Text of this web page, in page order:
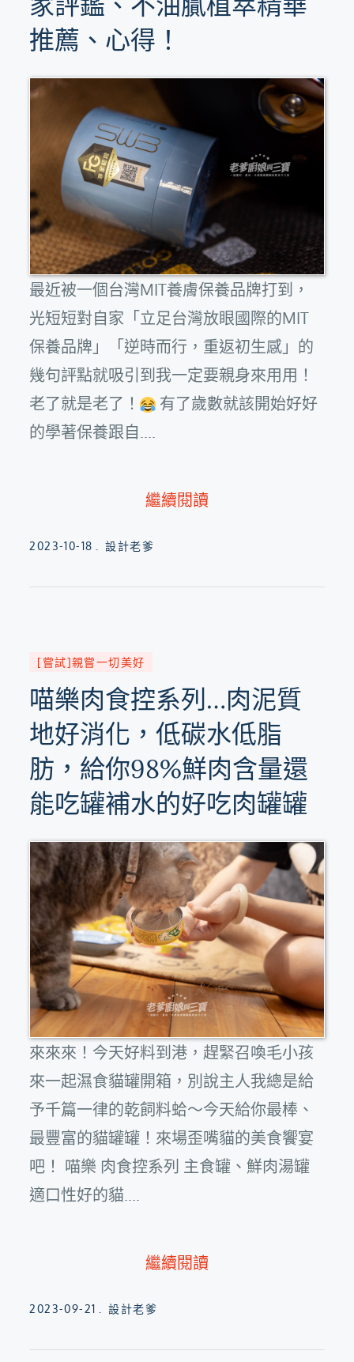
推薦、心得！
最近被一個台灣MIT養膚保養品牌打到，
光短短對自家「立足台灣放眼國際的MIT
保養品牌」「逆時而行，重返初生感」的
幾句評點就吸引到我一定要親身來用用！
老了就是老了！
有了歲數就該開始好好
的學著保養跟自....
繼續閱讀
Posted
2023-10-18 設計老爹
[嘗試]親嘗一切美好
喵樂肉食控系列…肉泥質
地好消化，低碳水低脂
肪，給你98%鮮肉含量還
能吃罐補水的好吃肉罐罐
來來來！今天好料到港，趕緊召喚毛小孩
來一起濕食貓罐開箱，別說主人我總是給
予千篇一律的乾飼料蛤～今天給你最棒、
最豐富的貓罐罐！來場歪嘴貓的美食饗宴
吧！ 喵樂 肉食控系列 主食罐、鮮肉湯罐
適口性好的貓....
繼續閱讀
Posted
2023-09-21 設計老爹